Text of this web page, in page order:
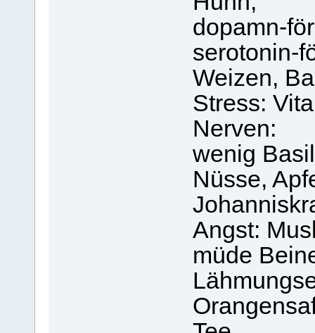
dopamn-
serotonin-
Weizen,
Stress:
Nerven:
wenig
Nüsse,
Angst:
müde